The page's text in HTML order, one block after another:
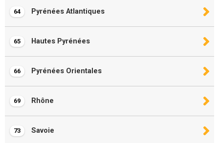
64 Pyrénées Atlantiques
65 Hautes Pyrénées
66 Pyrénées Orientales
69 Rhône
73 Savoie